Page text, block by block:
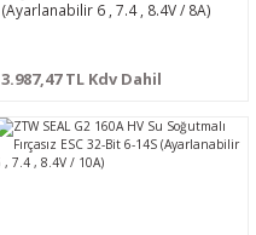
(Ayarlanabilir 6 , 7.4 , 8.4V / 8A)
3.987,47 TL Kdv Dahil